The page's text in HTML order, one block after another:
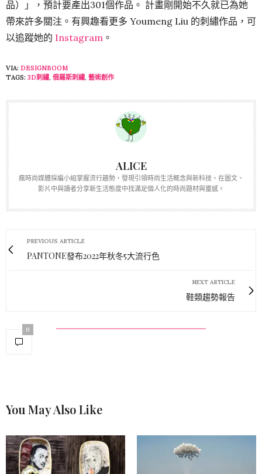
品）」，預計要產出301個作品。 計畫剛開始不久就已為她
帶來許多關注。有興趣看更多 Youmeng Liu 的刺繡作品，可
以追蹤她的 Instagram 。
VIA: DESIGNBOOM
TAGS: 3D刺繡, 俄羅斯刺繡, 藝術創作
ALICE
瘋時尚媒體採編小組掌握流行趨勢，發現引領時尚生活概念與新科技，在圖文、
影片中與讀者分享新生活態度中找滿足個人化的時尚題材與靈感。
PREVIOUS ARTICLE
PANTONE發布2022年秋冬5大流行色
NEXT ARTICLE
鞋類趨勢報告
0
You May Also Like